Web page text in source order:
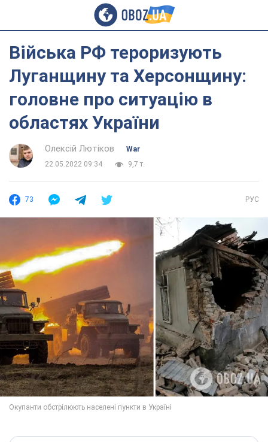
Війська РФ тероризують
Луганщину та Херсонщину:
головне про ситуацію в
областях України
Олексій Лютіков
War
22.05.2022 09:34
9,7 т.
73 РУС